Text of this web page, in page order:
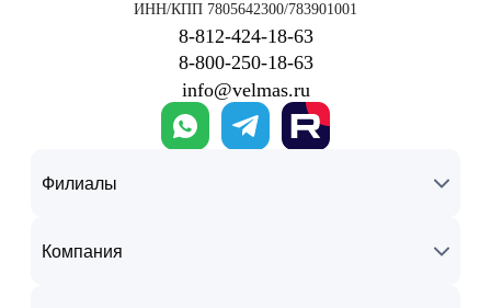
ИНН/КПП 7805642300/783901001
8‑812‑424‑18‑63
8‑800‑250‑18‑63
info@velmas.ru
Филиалы
Компания